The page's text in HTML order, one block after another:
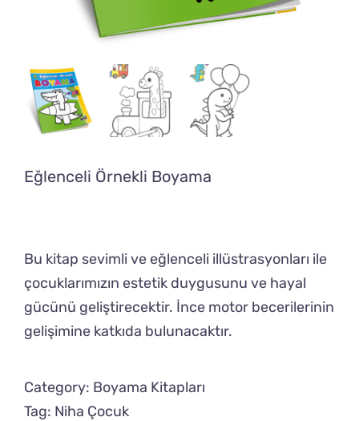
Eğlenceli Örnekli Boyama
Bu kitap sevimli ve eğlenceli illüstrasyonları ile
çocuklarımızın estetik duygusunu ve hayal
gücünü geliştirecektir. İnce motor becerilerinin
gelişimine katkıda bulunacaktır.
Category: Boyama Kitapları
Tag: Niha Çocuk